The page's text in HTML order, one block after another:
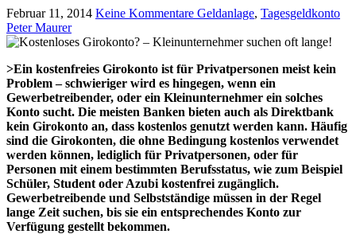
Februar 11, 2014 Keine Kommentare Geldanlage, Tagesgeldkonto
Peter Maurer
>Ein kostenfreies Girokonto ist für Privatpersonen meist kein
Problem – schwieriger wird es hingegen, wenn ein
Gewerbetreibender, oder ein Kleinunternehmer ein solches
Konto sucht. Die meisten Banken bieten auch als Direktbank
kein Girokonto an, dass kostenlos genutzt werden kann. Häufig
sind die Girokonten, die ohne Bedingung kostenlos verwendet
werden können, lediglich für Privatpersonen, oder für
Personen mit einem bestimmten Berufsstatus, wie zum Beispiel
Schüler, Student oder Azubi kostenfrei zugänglich.
Gewerbetreibende und Selbstständige müssen in der Regel
lange Zeit suchen, bis sie ein entsprechendes Konto zur
Verfügung gestellt bekommen.